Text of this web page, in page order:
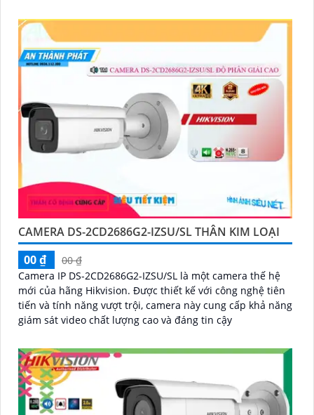
CAMERA DS-2CD2686G2-IZSU/SL THÂN KIM LOẠI
00 ₫
00 ₫
Camera IP DS-2CD2686G2-IZSU/SL là một camera thế hệ
mới của hãng Hikvision. Được thiết kế với công nghệ tiên
tiến và tính năng vượt trội, camera này cung cấp khả năng
giám sát video chất lượng cao và đáng tin cậy